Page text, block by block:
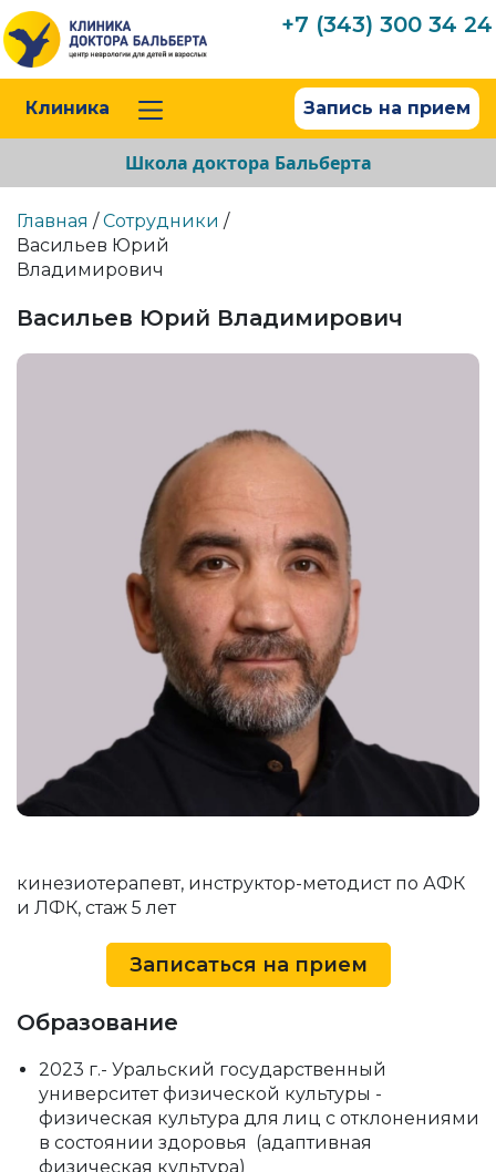
+7 (343) 300 34 24
Клиника Запись на прием
Школа доктора Бальберта
Главная / Сотрудники /
Васильев Юрий
Владимирович
Васильев Юрий Владимирович
кинезиотерапевт, инструктор-методист по АФК
и ЛФК, стаж 5 лет
Записаться на прием
Образование
2023 г.- Уральский государственный
университет физической культуры -
физическая культура для лиц с отклонениями
в состоянии здоровья (адаптивная
физическая культура)